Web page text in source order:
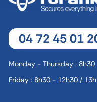
04 72 45 01
Monday - Thursday :
Friday : 8h30 - 12h30 /